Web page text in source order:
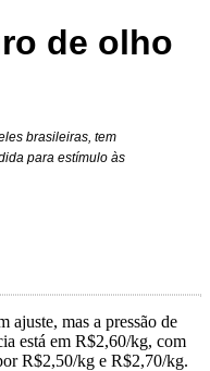
de olho
brasileiras, tem
para estímulo às
ajuste, mas a pressão de
está em R$2,60/kg, com
R$2,50/kg e R$2,70/kg.